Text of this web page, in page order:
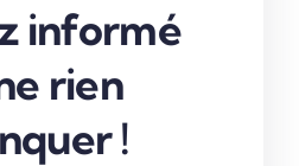
informé
rien
!